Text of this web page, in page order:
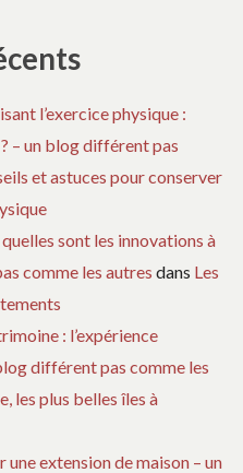
l’exercice physique :
– un blog différent pas
et astuces pour conserver
sont les innovations à
comme les autres dans Les
: l’expérience
différent pas comme les
les plus belles îles à
extension de maison – un